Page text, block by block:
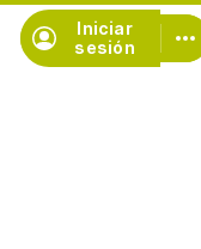
Iniciar
sesión